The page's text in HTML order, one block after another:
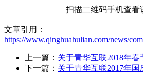
扫描二维码手机查看
文章引用：
https://www.qinghuahulian.com/news/
上一篇： 关于青华互联2018年春
下一篇： 关于青华互联2017年